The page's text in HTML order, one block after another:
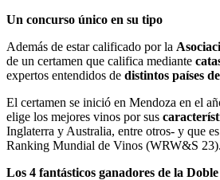
Un concurso único en su tipo
Además de estar calificado por la
de un certamen que califica mediante
expertos entendidos de distintos países
El certamen se inició en Mendoza en el
elige los mejores vinos por sus
Inglaterra y Australia, entre otros- y que
Ranking Mundial de Vinos (WRW&S 23).
Los 4 fantásticos ganadores de la